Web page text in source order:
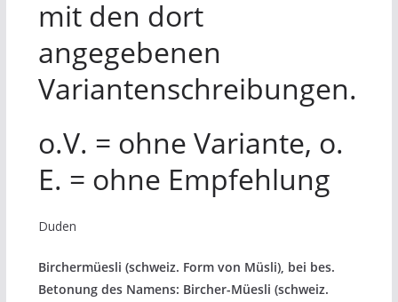
mit den dort
angegebenen
Variantenschreibungen.
o.V. = ohne Variante, o.
E. = ohne Empfehlung
Duden
Birchermüesli (schweiz. Form von Müsli), bei bes.
Betonung des Namens: Bircher-Müesli (schweiz.